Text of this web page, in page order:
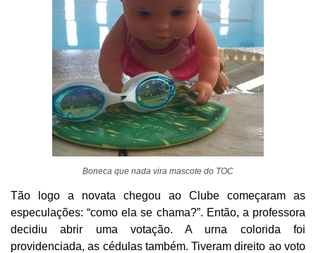
Boneca que nada vira mascote do TOC
Tão logo a novata chegou ao Clube começaram as
especulações: “como ela se chama?”. Então, a professora
decidiu abrir uma votação. A urna colorida foi
providenciada, as cédulas também. Tiveram direito ao voto